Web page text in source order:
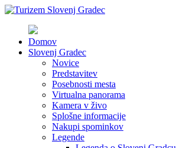
Domov
Slovenj Gradec
Novice
Predstavitev
Posebnosti mesta
Virtualna panorama
Kamera v živo
Splošne informacije
Nakupi spominkov
Legende